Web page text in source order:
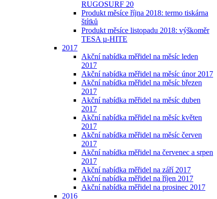
RUGOSURF 20
Produkt měsíce října 2018: termo tiskárna
štítků
Produkt měsíce listopadu 2018: výškoměr
TESA µ-HITE
2017
Akční nabídka měřidel na měsíc leden
2017
Akční nabídka měřidel na měsíc únor 2017
Akční nabídka měřidel na měsíc březen
2017
Akční nabídka měřidel na měsíc duben
2017
Akční nabídka měřidel na měsíc květen
2017
Akční nabídka měřidel na měsíc červen
2017
Akční nabídka měřidel na červenec a srpen
2017
Akční nabídka měřidel na září 2017
Akční nabídka měřidel na říjen 2017
Akční nabídka měřidel na prosinec 2017
2016